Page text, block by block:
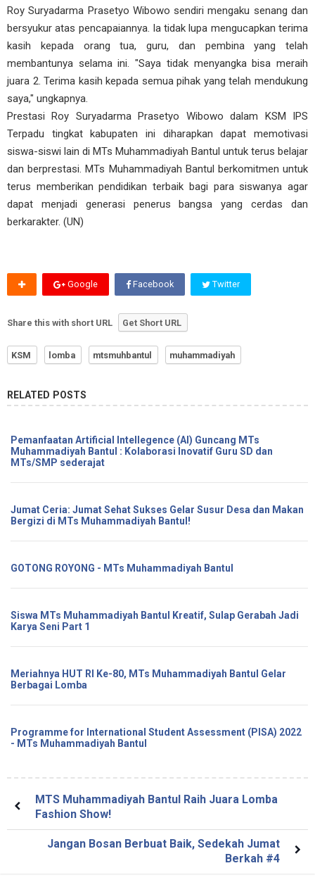
Roy Suryadarma Prasetyo Wibowo sendiri mengaku senang dan
bersyukur atas pencapaiannya. Ia tidak lupa mengucapkan terima
kasih kepada orang tua, guru, dan pembina yang telah
membantunya selama ini. "Saya tidak menyangka bisa meraih
juara 2. Terima kasih kepada semua pihak yang telah mendukung
saya," ungkapnya.
Prestasi Roy Suryadarma Prasetyo Wibowo dalam KSM IPS
Terpadu tingkat kabupaten ini diharapkan dapat memotivasi
siswa-siswi lain di MTs Muhammadiyah Bantul untuk terus belajar
dan berprestasi. MTs Muhammadiyah Bantul berkomitmen untuk
terus memberikan pendidikan terbaik bagi para siswanya agar
dapat menjadi generasi penerus bangsa yang cerdas dan
berkarakter. (UN)
Google Facebook Twitter
Share this with short URL Get Short URL
KSM lomba mtsmuhbantul muhammadiyah
RELATED POSTS
Pemanfaatan Artificial Intellegence (AI) Guncang MTs
Muhammadiyah Bantul : Kolaborasi Inovatif Guru SD dan
MTs/SMP sederajat
Jumat Ceria: Jumat Sehat Sukses Gelar Susur Desa dan Makan
Bergizi di MTs Muhammadiyah Bantul!
GOTONG ROYONG - MTs Muhammadiyah Bantul
Siswa MTs Muhammadiyah Bantul Kreatif, Sulap Gerabah Jadi
Karya Seni Part 1
Meriahnya HUT RI Ke-80, MTs Muhammadiyah Bantul Gelar
Berbagai Lomba
Programme for International Student Assessment (PISA) 2022
- MTs Muhammadiyah Bantul
MTS Muhammadiyah Bantul Raih Juara Lomba
Fashion Show!
Jangan Bosan Berbuat Baik, Sedekah Jumat
Berkah #4